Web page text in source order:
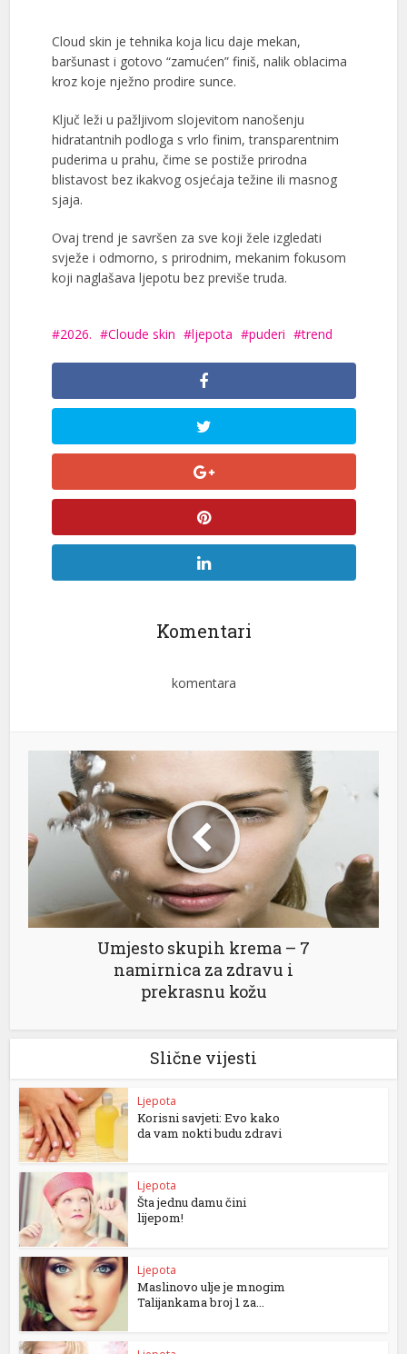
Cloud skin je tehnika koja licu daje mekan,
baršunast i gotovo “zamućen” finiš, nalik oblacima
kroz koje nježno prodire sunce.
Ključ leži u pažljivom slojevitom nanošenju
hidratantnih podloga s vrlo finim, transparentnim
puderima u prahu, čime se postiže prirodna
blistavost bez ikakvog osjećaja težine ili masnog
sjaja.
Ovaj trend je savršen za sve koji žele izgledati
svježe i odmorno, s prirodnim, mekanim fokusom
koji naglašava ljepotu bez previše truda.
2026. Cloude skin ljepota puderi trend
Komentari
komentara
Umjesto skupih krema – 7
namirnica za zdravu i
prekrasnu kožu
Slične vijesti
Ljepota
Korisni savjeti: Evo kako
da vam nokti budu zdravi
Ljepota
Šta jednu damu čini
lijepom!
Ljepota
Maslinovo ulje je mnogim
Talijankama broj 1 za...